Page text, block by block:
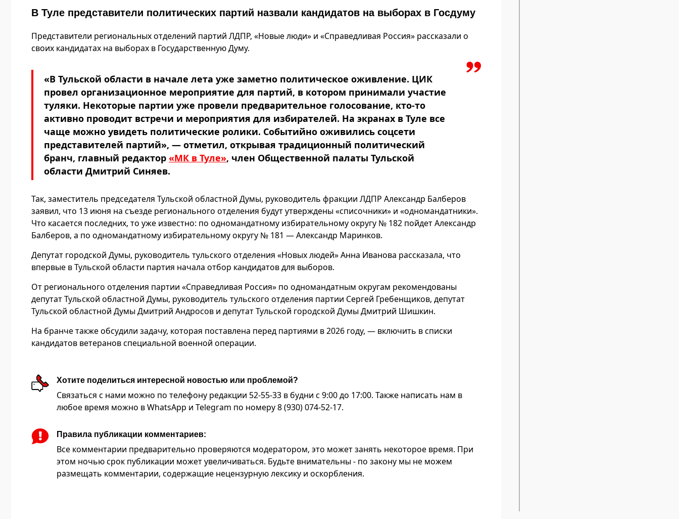
В Туле представители политических партий назвали кандидатов на выборах в Госдуму
Представители региональных отделений партий ЛДПР, «Новые люди» и «Справедливая Россия» рассказали о
своих кандидатах на выборах в Государственную Думу.
«В Тульской области в начале лета уже заметно политическое оживление. ЦИК
провел организационное мероприятие для партий, в котором принимали участие
туляки. Некоторые партии уже провели предварительное голосование, кто-то
активно проводит встречи и мероприятия для избирателей. На экранах в Туле все
чаще можно увидеть политические ролики. Событийно оживились соцсети
представителей партий», — отметил, открывая традиционный политический
бранч, главный редактор «МК в Туле», член Общественной палаты Тульской
области Дмитрий Синяев.
Так, заместитель председателя Тульской областной Думы, руководитель фракции ЛДПР Александр Балберов
заявил, что 13 июня на съезде регионального отделения будут утверждены «списочники» и «одномандатники».
Что касается последних, то уже известно: по одномандатному избирательному округу № 182 пойдет Александр
Балберов, а по одномандатному избирательному округу № 181 — Александр Маринков.
Депутат городской Думы, руководитель тульского отделения «Новых людей» Анна Иванова рассказала, что
впервые в Тульской области партия начала отбор кандидатов для выборов.
От регионального отделения партии «Справедливая Россия» по одномандатным округам рекомендованы
депутат Тульской областной Думы, руководитель тульского отделения партии Сергей Гребенщиков, депутат
Тульской областной Думы Дмитрий Андросов и депутат Тульской городской Думы Дмитрий Шишкин.
На бранче также обсудили задачу, которая поставлена перед партиями в 2026 году, — включить в списки
кандидатов ветеранов специальной военной операции.
Хотите поделиться интересной новостью или проблемой?
Связаться с нами можно по телефону редакции 52-55-33 в будни с 9:00 до 17:00. Также написать нам в
любое время можно в WhatsApp и Telegram по номеру 8 (930) 074-52-17.
Правила публикации комментариев:
Все комментарии предварительно проверяются модератором, это может занять некоторое время. При
этом ночью срок публикации может увеличиваться. Будьте внимательны - по закону мы не можем
размещать комментарии, содержащие нецензурную лексику и оскорбления.